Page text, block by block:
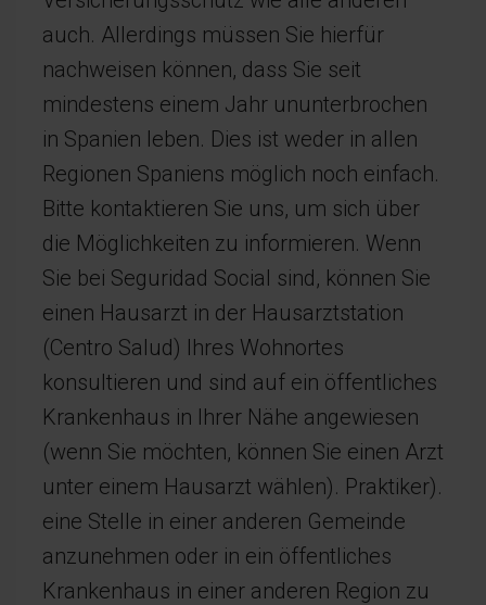
auch. Allerdings müssen Sie hierfür
nachweisen können, dass Sie seit
mindestens einem Jahr ununterbrochen
in Spanien leben. Dies ist weder in allen
Regionen Spaniens möglich noch einfach.
Bitte kontaktieren Sie uns, um sich über
die Möglichkeiten zu informieren. Wenn
Sie bei Seguridad Social sind, können Sie
einen Hausarzt in der Hausarztstation
(Centro Salud) Ihres Wohnortes
konsultieren und sind auf ein öffentliches
Krankenhaus in Ihrer Nähe angewiesen
(wenn Sie möchten, können Sie einen Arzt
unter einem Hausarzt wählen). Praktiker).
eine Stelle in einer anderen Gemeinde
anzunehmen oder in ein öffentliches
Krankenhaus in einer anderen Region zu